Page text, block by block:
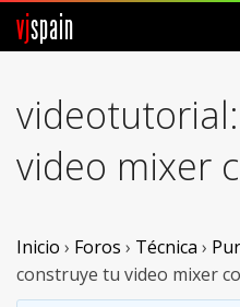
vjspain
Foros
Noticias
Vjspain
Ayuda
video mixer
Inicio › Foros › Técnica ›
construye tu video mixer